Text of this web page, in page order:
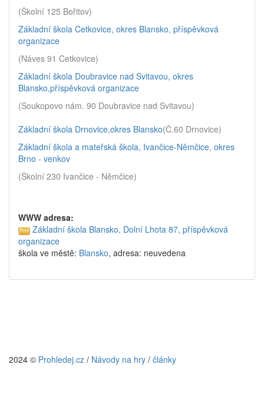
(Školní 125 Bořitov)
Základní škola Cetkovice, okres Blansko, příspěvková
organizace
(Náves 91 Cetkovice)
Základní škola Doubravice nad Svitavou, okres
Blansko,příspěvková organizace
(Soukopovo nám. 90 Doubravice nad Svitavou)
Základní škola Drnovice,okres Blansko(Č.60 Drnovice)
Základní škola a mateřská škola, Ivančice-Němčice, okres
Brno - venkov
(Školní 230 Ivančice - Němčice)
WWW adresa:
Základní škola Blansko, Dolní Lhota 87, příspěvková
organizace
škola ve městě: Blansko, adresa: neuvedena
2024 © Prohledej.cz / Návody na hry / články